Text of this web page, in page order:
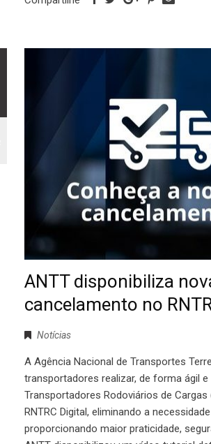
ANTT disponibiliza
cancelamento no
Notícias
A Agência Nacional de Transportes
transportadores realizar, de forma ágil
Transportadores Rodoviários de
RNTRC Digital, eliminando a
proporcionando maior praticidade,